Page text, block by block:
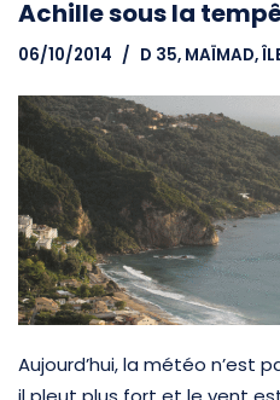
Achille sous la
06/10/2014 D 35, MAÏMAD,
Aujourd’hui, la météo n’est